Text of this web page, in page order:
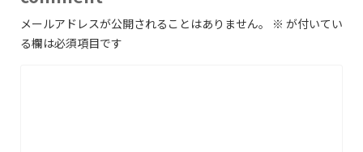
メールアドレスが公開されることはありません。 ※ が付いてい
る欄は必須項目です